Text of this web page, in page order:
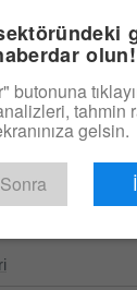
Ücretsiz
olun!
butonuna
tahmin
gelsin.